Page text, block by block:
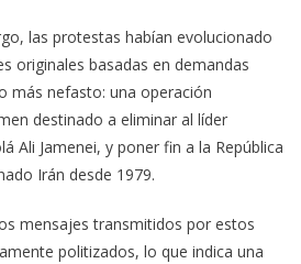
las protestas habían evolucionado
originales basadas en demandas
más nefasto: una operación
destinado a eliminar al líder
Ali Jamenei, y poner fin a la República
Irán desde 1979.
mensajes transmitidos por estos
politizados, lo que indica una